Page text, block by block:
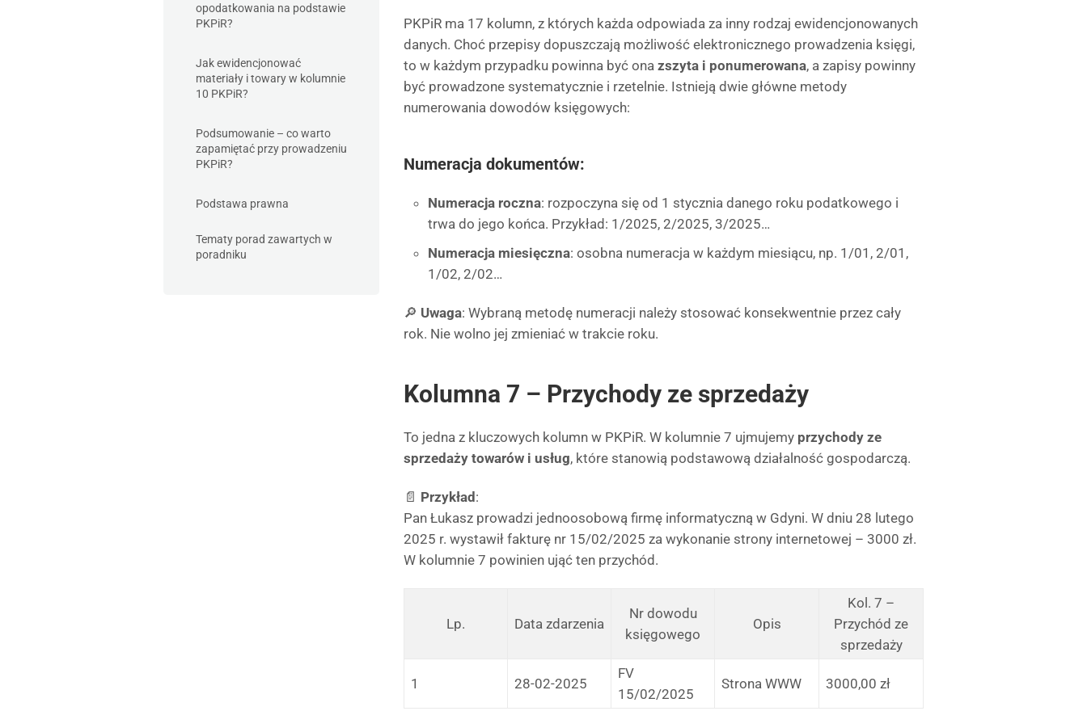
opodatkowania na podstawie
PKPiR?
Jak ewidencjonować
materiały i towary w kolumnie
10 PKPiR?
Podsumowanie – co warto
zapamiętać przy prowadzeniu
PKPiR?
Podstawa prawna
Tematy porad zawartych w
poradniku
PKPiR ma 17 kolumn, z których każda odpowiada za inny rodzaj ewidencjonowanych
danych. Choć przepisy dopuszczają możliwość elektronicznego prowadzenia księgi,
to w każdym przypadku powinna być ona zszyta i ponumerowana, a zapisy powinny
być prowadzone systematycznie i rzetelnie. Istnieją dwie główne metody
numerowania dowodów księgowych:
Numeracja dokumentów:
Numeracja roczna: rozpoczyna się od 1 stycznia danego roku podatkowego i
trwa do jego końca. Przykład: 1/2025, 2/2025, 3/2025…
Numeracja miesięczna: osobna numeracja w każdym miesiącu, np. 1/01, 2/01,
1/02, 2/02…
🔎 Uwaga: Wybraną metodę numeracji należy stosować konsekwentnie przez cały
rok. Nie wolno jej zmieniać w trakcie roku.
Kolumna 7 – Przychody ze sprzedaży
To jedna z kluczowych kolumn w PKPiR. W kolumnie 7 ujmujemy przychody ze
sprzedaży towarów i usług, które stanowią podstawową działalność gospodarczą.
📄 Przykład :
Pan Łukasz prowadzi jednoosobową firmę informatyczną w Gdyni. W dniu 28 lutego
2025 r. wystawił fakturę nr 15/02/2025 za wykonanie strony internetowej – 3000 zł.
W kolumnie 7 powinien ująć ten przychód.
Lp. Data zdarzenia
Nr dowodu
księgowego
Opis
Kol. 7 –
Przychód ze
sprzedaży
1 28-02-2025
FV
15/02/2025
Strona WWW 3000,00 zł